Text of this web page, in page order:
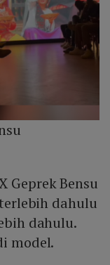
Geprek Bensu
dahulu
dahulu.
model.